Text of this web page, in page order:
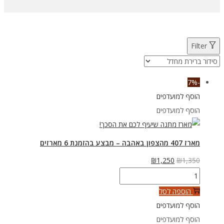
Filter
-7%
הוסף למועדפים
הוסף למועדפים
מארז 407 מהצפון באהבה – מבצע בהזמנת 6 מארזים
₪1,350
המחיר
היה:
₪1,350.
₪1,250
כמות
של
מארז
407
הוספה לסל
הוסף למועדפים
הוסף למועדפים